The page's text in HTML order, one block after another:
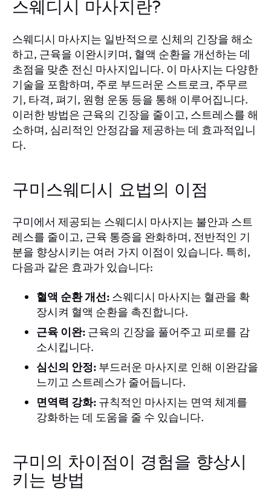
스웨디시 마사지란?
스웨디시 마사지는 일반적으로 신체의 긴장을 해소
하고, 근육을 이완시키며, 혈액 순환을 개선하는 데
초점을 맞춘 전신 마사지입니다. 이 마사지는 다양한
기술을 포함하며, 주로 부드러운 스트로크, 주무르
기, 타격, 펴기, 원형 운동 등을 통해 이루어집니다.
이러한 방법은 근육의 긴장을 줄이고, 스트레스를 해
소하며, 심리적인 안정감을 제공하는 데 효과적입니
다.
구미스웨디시 요법의 이점
구미에서 제공되는 스웨디시 마사지는 불안과 스트
레스를 줄이고, 근육 통증을 완화하며, 전반적인 기
분을 향상시키는 여러 가지 이점이 있습니다. 특히,
다음과 같은 효과가 있습니다:
혈액 순환 개선: 스웨디시 마사지는 혈관을 확
장시켜 혈액 순환을 촉진합니다.
근육 이완: 근육의 긴장을 풀어주고 피로를 감
소시킵니다.
심신의 안정: 부드러운 마사지로 인해 이완감을
느끼고 스트레스가 줄어듭니다.
면역력 강화: 규칙적인 마사지는 면역 체계를
강화하는 데 도움을 줄 수 있습니다.
구미의 차이점이 경험을 향상시
키는 방법